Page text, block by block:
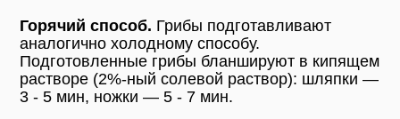
Горячий способ. Грибы подготавливают
аналогично холодному способу.
Подготовленные грибы бланшируют в кипящем
растворе (2%-ный солевой раствор): шляпки —
3 - 5 мин, ножки — 5 - 7 мин.